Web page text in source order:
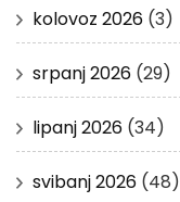
kolovoz 2026 (3)
srpanj 2026 (29)
lipanj 2026 (34)
svibanj 2026 (48)